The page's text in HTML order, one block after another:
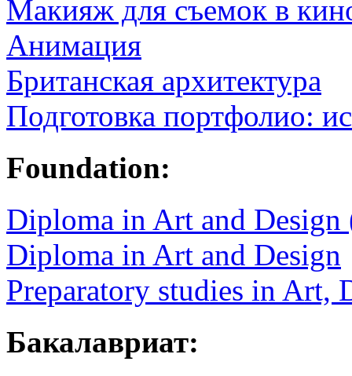
Макияж для съемок в
Анимация
Британская архитектура
Подготовка портфолио:
Foundation:
Diploma in Art and Design
Diploma in Art and Design
Preparatory studies in Art,
Бакалавриат: